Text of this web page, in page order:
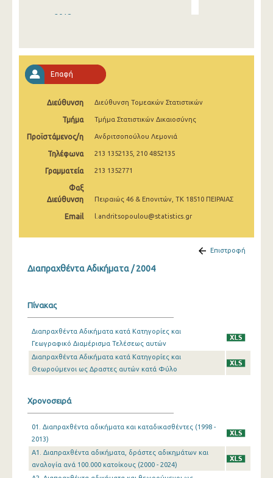
2018
2015
2014
2013
2012
2011
2010
2009
2008
2005
2003
2002
2000
1999
1998
Επαφή
Διεύθυνση Διεύθυνση Τομεακών Στατιστικών
Τμήμα Τμήμα Στατιστικών Δικαιοσύνης
Προϊστάμενος/η Ανδριτσοπούλου Λεμονιά
Τηλέφωνα 213 1352135, 210 4852135
Γραμματεία 213 1352771
Φαξ
Διεύθυνση
Πειραιώς 46 & Επονιτών, ΤΚ 18510 ΠΕΙΡΑΙΑΣ
Email l.andritsopoulou@statistics.gr
Επιστροφή
Διαπραχθέντα Αδικήματα / 2004
Πίνακας
Διαπραχθέντα Αδικήματα κατά Κατηγορίες και
Γεωγραφικό Διαμέρισμα Τελέσεως αυτών
Διαπραχθέντα Αδικήματα κατά Κατηγορίες και
Θεωρούμενοι ως Δραστες αυτών κατά Φύλο
Χρονοσειρά
01. Διαπραχθέντα αδικήματα και καταδικασθέντες (1998 -
2013)
Α1. Διαπραχθέντα αδικήματα, δράστες αδικημάτων και
αναλογία ανά 100.000 κατοίκους (2000 - 2024)